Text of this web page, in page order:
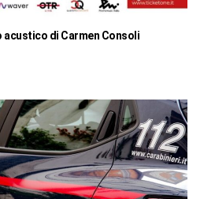
di Carmen Consoli